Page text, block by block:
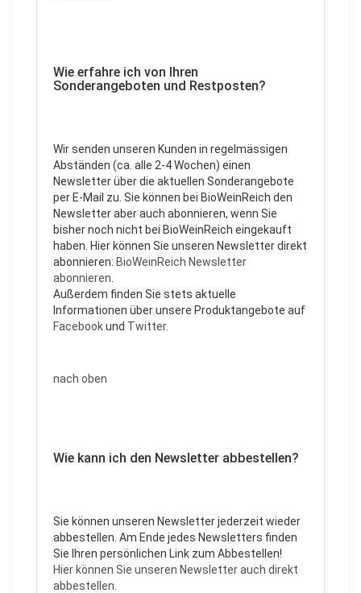
Wie erfahre ich von Ihren
Sonderangeboten und Restposten?
Wir senden unseren Kunden in regelmässigen
Abständen (ca. alle 2-4 Wochen) einen
Newsletter über die aktuellen Sonderangebote
per E-Mail zu. Sie können bei BioWeinReich den
Newsletter aber auch abonnieren, wenn Sie
bisher noch nicht bei BioWeinReich eingekauft
haben. Hier können Sie unseren Newsletter direkt
abonnieren: BioWeinReich Newsletter
abonnieren
Außerdem finden Sie stets aktuelle
Informationen über unsere Produktangebote auf
Facebookund Twitter.
nach oben
Wie kann ich den Newsletter abbestellen?
Sie können unseren Newsletter jederzeit wieder
abbestellen. Am Ende jedes Newsletters finden
Sie Ihren persönlichen Link zum Abbestellen!
Hier können Sie unseren Newsletter auch direkt
abbestellen.